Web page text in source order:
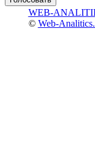
WEB-
© Web-